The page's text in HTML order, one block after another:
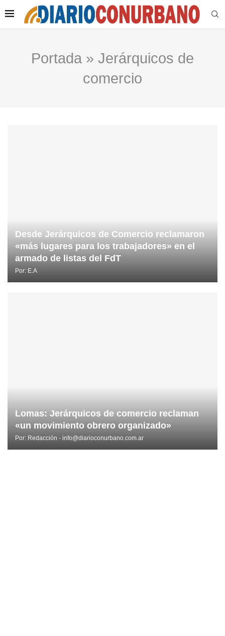
Portada » Jerárquicos de
comercio
Desde Jerárquicos de Comercio reclamaron
«más lugares para los trabajadores» en el
armado de listas del FdT
Por: E.A
Lomas: Jerárquicos de comercio reclaman
«un movimiento obrero organizado»
Por: Redacción - info@diarioconurbano.com.ar